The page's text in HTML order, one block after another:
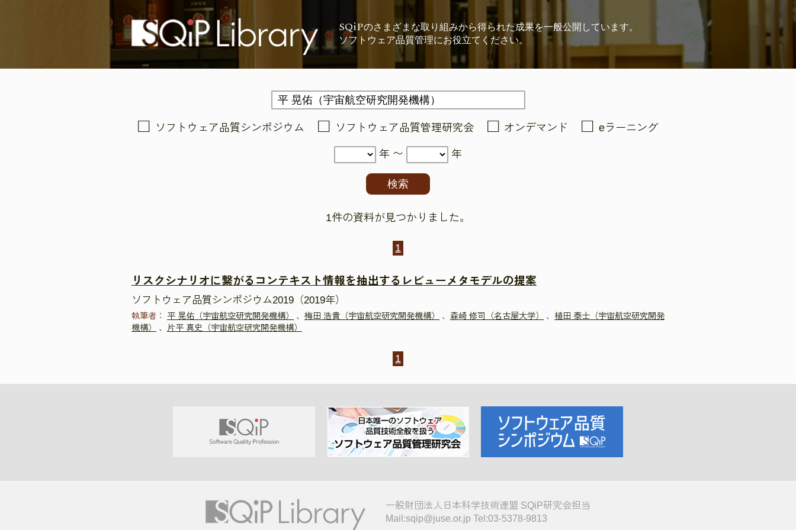
SQiPのさまざまな取り組みから得られた成果を一般公開しています。
ソフトウェア品質管理にお役立てください。
ソフトウェア品質シンポジウム ソフトウェア品質管理研究会 オンデマンド eラーニング
年 〜 年
1件の資料が見つかりました。
1
リスクシナリオに繋がるコンテキスト情報を抽出するレビューメタモデルの提案
ソフトウェア品質シンポジウム2019（2019年）
執筆者： 平 晃佑（宇宙航空研究開発機構） 、 梅田 浩貴（宇宙航空研究開発機構） 、 森崎 修司（名古屋大学） 、 植田 泰士（宇宙航空研究開発
機構）
、 片平 真史（宇宙航空研究開発機構）
1
一般財団法人日本科学技術連盟 SQiP研究会担当
Mail:sqip@juse.or.jp Tel:03-5378-9813